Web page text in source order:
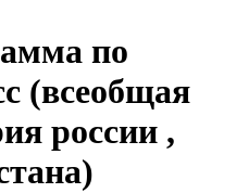
по
(всеобщая
россии ,